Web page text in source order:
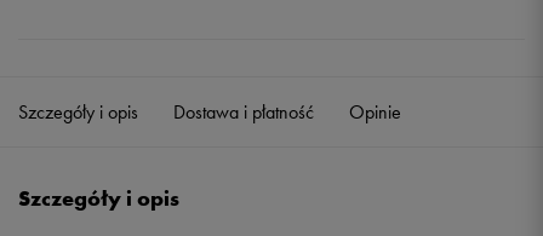
Szczegóły i opis Dostawa i płatność Opinie
Szczegóły i opis